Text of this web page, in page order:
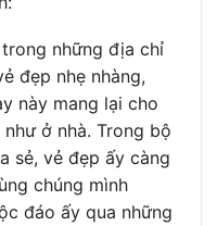
trong những địa chỉ
đẹp nhẹ nhàng,
này mang lại cho
ở nhà. Trong bộ
sẻ, vẻ đẹp ấy càng
chúng mình
đáo ấy qua những